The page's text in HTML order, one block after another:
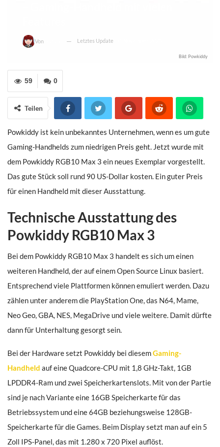
Von Letztes Update
Bild: Powkiddy
0
59
Teilen
Powkiddy ist kein unbekanntes Unternehmen, wenn es um gute
Gaming-Handhelds zum niedrigen Preis geht. Jetzt wurde mit
dem Powkiddy RGB10 Max 3 ein neues Exemplar vorgestellt.
Das gute Stück soll rund 90 US-Dollar kosten. Ein guter Preis
für einen Handheld mit dieser Ausstattung.
Technische Ausstattung des
Powkiddy RGB10 Max 3
Bei dem Powkiddy RGB10 Max 3 handelt es sich um einen
weiteren Handheld, der auf einem Open Source Linux basiert.
Entsprechend viele Plattformen können emuliert werden. Dazu
zählen unter anderem die PlayStation One, das N64, Mame,
Neo Geo, GBA, NES, MegaDrive und viele weitere. Damit dürfte
dann für Unterhaltung gesorgt sein.
Bei der Hardware setzt Powkiddy bei diesemGaming-
Handheld auf eine Quadcore-CPU mit 1,8 GHz-Takt, 1GB
LPDDR4-Ram und zwei Speicherkartenslots. Mit von der Partie
sind je nach Variante eine 16GB Speicherkarte für das
Betriebssystem und eine 64GB beziehungsweise 128GB-
Speicherkarte für die Games. Beim Display setzt man auf ein 5
Zoll IPS-Panel, das mit 1.280 x 720 Pixel auflöst.